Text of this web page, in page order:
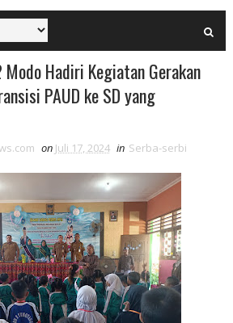
Hadiri Kegiatan Gerakan
PAUD ke SD yang
on Juli 17, 2024 in Serba-serbi